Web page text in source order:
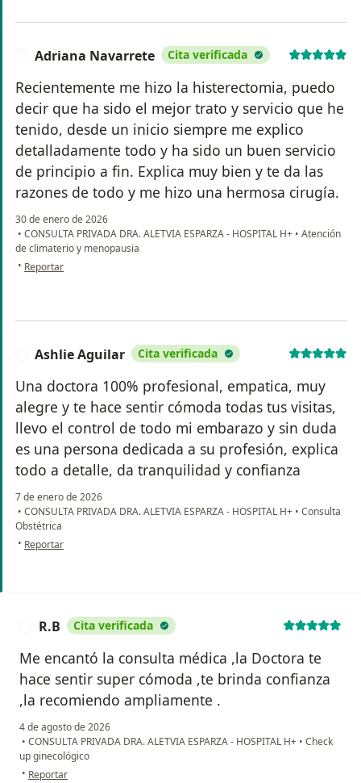
Adriana Navarrete Cita verificada
Recientemente me hizo la histerectomia, puedo
decir que ha sido el mejor trato y servicio que he
tenido, desde un inicio siempre me explico
detalladamente todo y ha sido un buen servicio
de principio a fin. Explica muy bien y te da las
razones de todo y me hizo una hermosa cirugía.
30 de enero de 2026
• CONSULTA PRIVADA DRA. ALETVIA ESPARZA - HOSPITAL H+ • Atención
de climaterio y menopausia
• en opinión del usuario Adriana Navarrete
Reportar
Ashlie Aguilar Cita verificada
Una doctora 100% profesional, empatica, muy
alegre y te hace sentir cómoda todas tus visitas,
llevo el control de todo mi embarazo y sin duda
es una persona dedicada a su profesión, explica
todo a detalle, da tranquilidad y confianza
7 de enero de 2026
• CONSULTA PRIVADA DRA. ALETVIA ESPARZA - HOSPITAL H+ • Consulta
Obstétrica
• en opinión del usuario Ashlie Aguilar
Reportar
R.B Cita verificada
Me encantó la consulta médica ,la Doctora te
hace sentir super cómoda ,te brinda confianza
,la recomiendo ampliamente .
4 de agosto de 2026
• CONSULTA PRIVADA DRA. ALETVIA ESPARZA - HOSPITAL H+ • Check
up ginecológico
• en opinión del usuario R.B
Reportar